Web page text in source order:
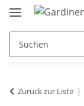
Zurück zur Liste